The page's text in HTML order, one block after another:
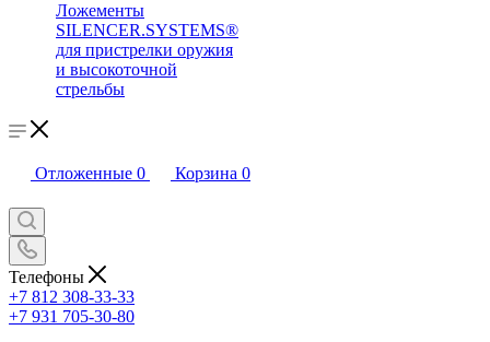
Ложементы
SILENCER.SYSTEMS®
для пристрелки оружия
и высокоточной
стрельбы
Отложенные 0 Корзина 0
Телефоны
+7 812 308-33-33
+7 931 705-30-80